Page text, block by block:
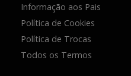
Informação aos Pais
Política de Cookies
Política de Trocas
Todos os Termos